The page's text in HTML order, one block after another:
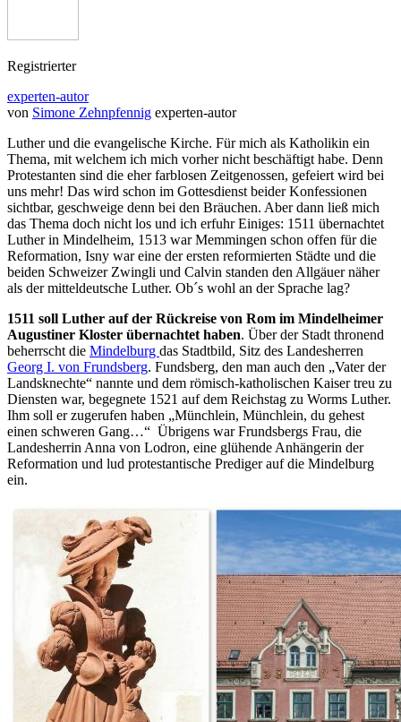
Registrierter
experten-autor
von Simone Zehnpfennig experten-autor
Luther und die evangelische Kirche. Für mich als Katholikin ein
Thema, mit welchem ich mich vorher nicht beschäftigt habe. Denn
Protestanten sind die eher farblosen Zeitgenossen, gefeiert wird bei
uns mehr! Das wird schon im Gottesdienst beider Konfessionen
sichtbar, geschweige denn bei den Bräuchen. Aber dann ließ mich
das Thema doch nicht los und ich erfuhr Einiges: 1511 übernachtet
Luther in Mindelheim, 1513 war Memmingen schon offen für die
Reformation, Isny war eine der ersten reformierten Städte und die
beiden Schweizer Zwingli und Calvin standen den Allgäuer näher
als der mitteldeutsche Luther. Ob´s wohl an der Sprache lag?
1511 soll Luther auf der Rückreise von Rom im Mindelheimer
Augustiner Kloster übernachtet haben. Über der Stadt thronend
beherrscht die Mindelburg das Stadtbild, Sitz des Landesherren
Georg I. von Frundsberg. Fundsberg, den man auch den „Vater der
Landsknechte“ nannte und dem römisch-katholischen Kaiser treu zu
Diensten war, begegnete 1521 auf dem Reichstag zu Worms Luther.
Ihm soll er zugerufen haben „Münchlein, Münchlein, du gehest
einen schweren Gang…“ Übrigens war Frundsbergs Frau, die
Landesherrin Anna von Lodron, eine glühende Anhängerin der
Reformation und lud protestantische Prediger auf die Mindelburg
ein.